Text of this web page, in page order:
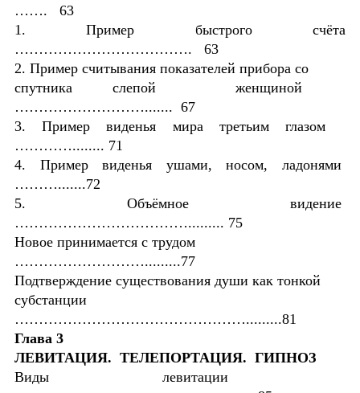
……. 63
1. Пример быстрого счёта
………………………………. 63
2. Пример считывания показателей прибора со
спутника слепой женщиной
………………………....... 67
3. Пример виденья мира третьим глазом
…………........ 71
4. Пример виденья ушами, носом, ладонями
……….......72
5. Объёмное видение
………………………………......... 75
Новое принимается с трудом
……………………….........77
Подтверждение существования души как тонкой
субстанции
………………………………………….........81
Глава 3
ЛЕВИТАЦИЯ. ТЕЛЕПОРТАЦИЯ. ГИПНОЗ
Виды левитации